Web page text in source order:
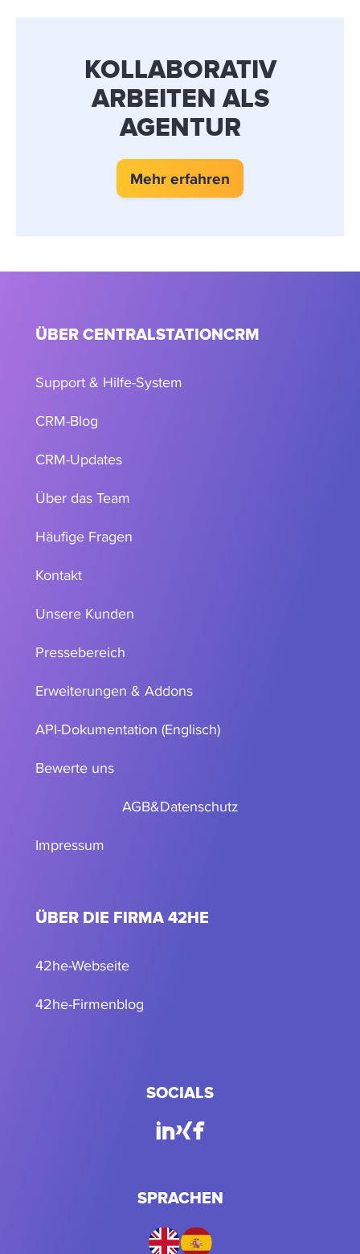
KOLLABORATIV
ARBEITEN ALS
AGENTUR
Mehr erfahren
ÜBER CENTRALSTATIONCRM
Support & Hilfe-System
CRM-Blog
CRM-Updates
Über das Team
Häufige Fragen
Kontakt
Unsere Kunden
Pressebereich
Erweiterungen & Addons
API-Dokumentation (Englisch)
Bewerte uns
AGB&Datenschutz
Impressum
ÜBER DIE FIRMA 42HE
42he-Webseite
42he-Firmenblog
SOCIALS
SPRACHEN